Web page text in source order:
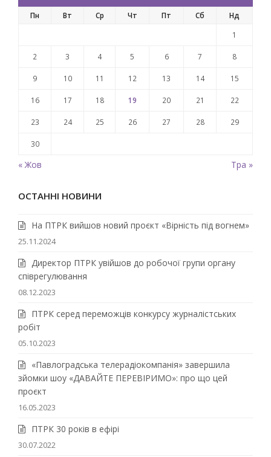
Пн Вт Ср Чт Пт Сб
Нд
1
2 3 4 5 6 7 8
9 10 11 12 13 14 15
16 17 18 19 20 21 22
23 24 25 26 27 28 29
30
« Жов Тра »
ОСТАННІ НОВИНИ
На ПТРК вийшов новий проєкт «Вірність під вогнем»
25.11.2024
Директор ПТРК увійшов до робочої групи органу
співрегулювання
08.12.2023
ПТРК серед переможців конкурсу журналістських
робіт
05.10.2023
«Павлоградська телерадіокомпанія» завершила
зйомки шоу «ДАВАЙТЕ ПЕРЕВІРИМО»: про що цей
проєкт
16.05.2023
ПТРК 30 років в ефірі
30.07.2022